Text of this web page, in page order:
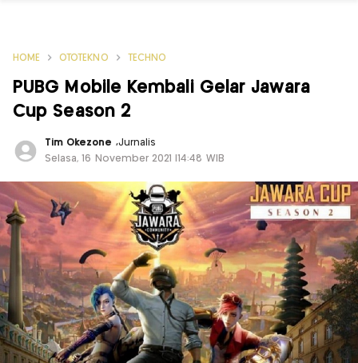
HOME OTOTEKNO TECHNO
PUBG Mobile Kembali Gelar Jawara
Cup Season 2
Tim Okezone ,Jurnalis
Selasa, 16 November 2021 |14:48 WIB